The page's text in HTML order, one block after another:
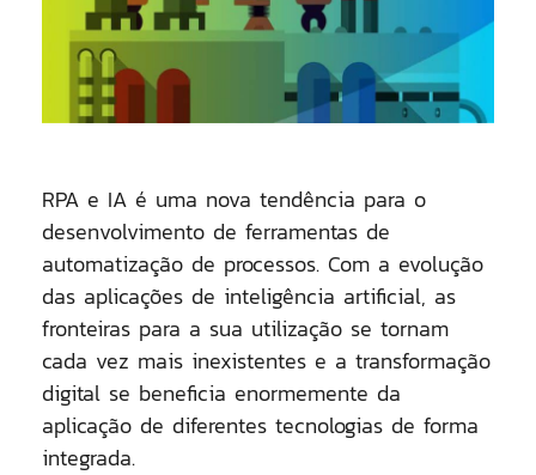
RPA e IA é uma nova tendência para o
desenvolvimento de ferramentas de
automatização de processos. Com a evolução
das aplicações de inteligência artificial, as
fronteiras para a sua utilização se tornam
cada vez mais inexistentes e a transformação
digital se beneficia enormemente da
aplicação de diferentes tecnologias de forma
integrada.